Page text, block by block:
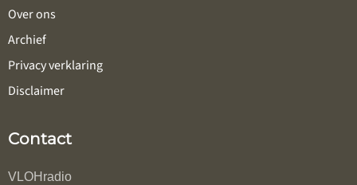
Over ons
Archief
Privacy verklaring
Disclaimer
Contact
VLOHradio